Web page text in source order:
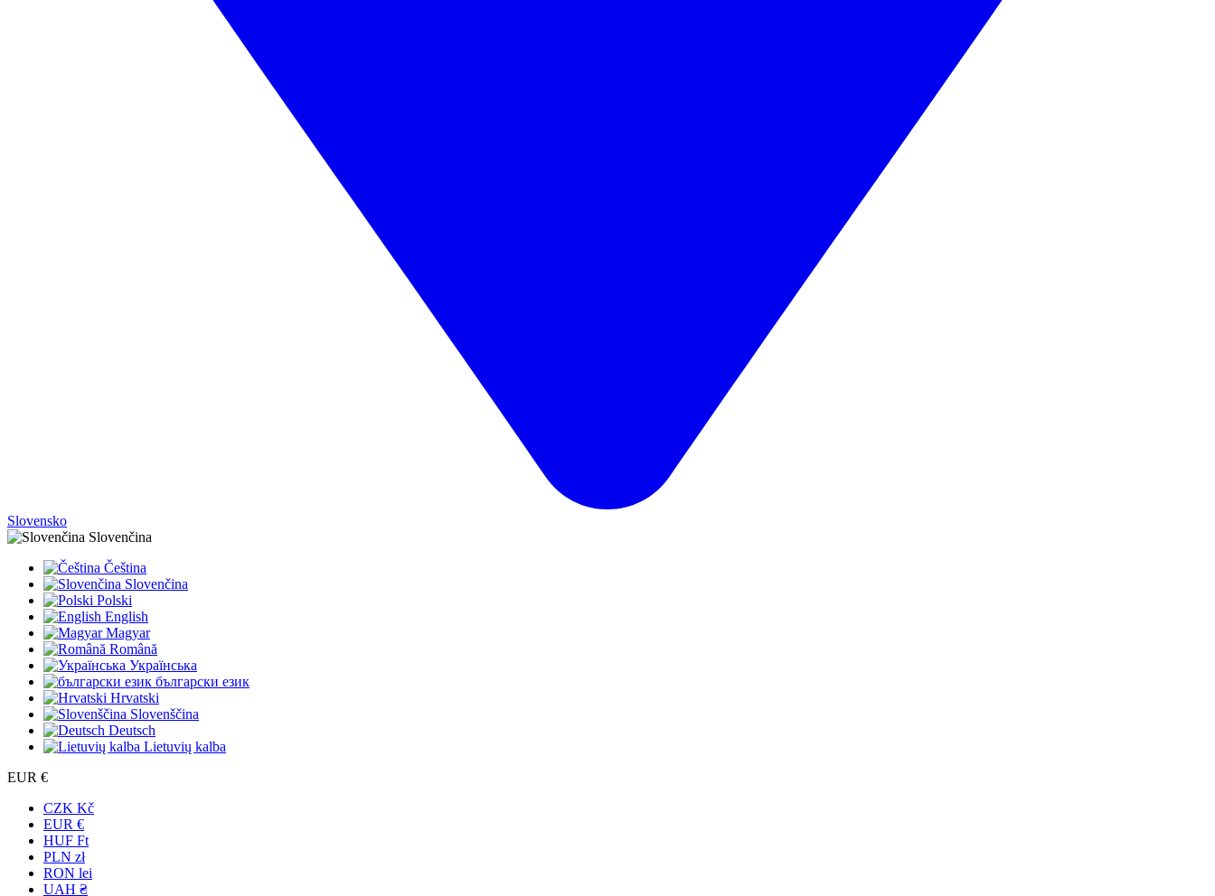
Slovensko
Slovenčina
Čeština
Slovenčina
Polski
English
Magyar
Română
Українська
български език
Hrvatski
Slovenščina
Deutsch
Lietuvių kalba
EUR €
CZK Kč
EUR €
HUF Ft
PLN zł
RON lei
UAH ₴